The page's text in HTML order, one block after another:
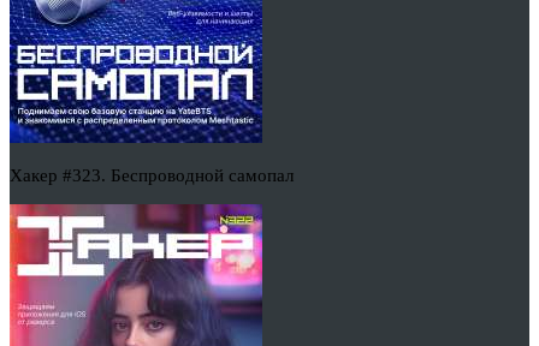
Хакер #323. Беспроводной самопал